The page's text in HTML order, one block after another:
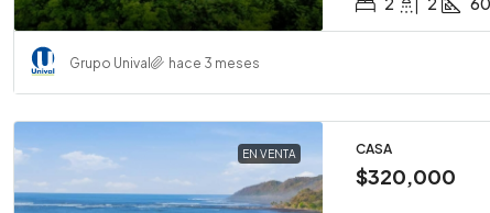
Grupo Unival hace 3 meses
EN VENTA CASA
$320,000